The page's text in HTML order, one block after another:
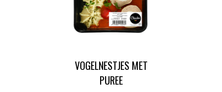
VOGELNESTJES MET
PUREE